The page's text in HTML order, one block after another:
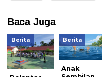
Baca Juga
Berita Berita
Anak